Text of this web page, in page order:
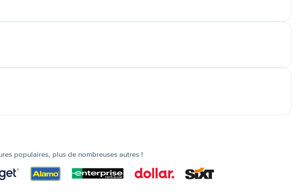
populaires, plus de nombreuses autres !